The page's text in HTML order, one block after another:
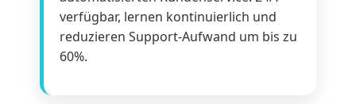
verfügbar, lernen kontinuierlich und
reduzieren Support-Aufwand um bis zu
60%.